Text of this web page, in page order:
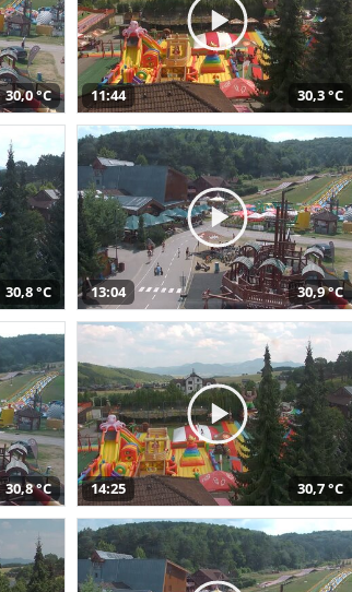
30,0 °C 11:44 30,3 °C
30,8 °C 13:04 30,9 °C
30,8 °C 14:25 30,7 °C